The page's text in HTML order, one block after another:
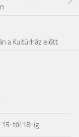
a Kultúrház előtt
15-től 18-ig